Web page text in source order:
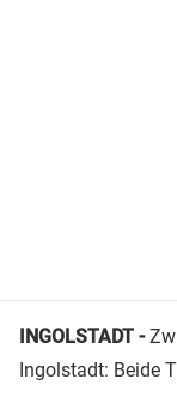
INGOLSTADT -
Ingolstadt: Beide